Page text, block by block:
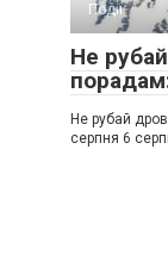
Події
Не
Не рубай
серпня 6